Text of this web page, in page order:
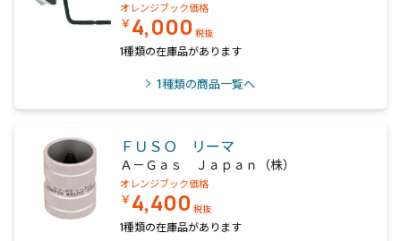
オレンジブック価格
￥4,000 税抜
1種類の在庫品があります
1種類の商品一覧へ
ＦＵＳＯ リーマ
Ａ－Ｇａｓ Ｊａｐａｎ（株）
オレンジブック価格
￥4,400 税抜
1種類の在庫品があります